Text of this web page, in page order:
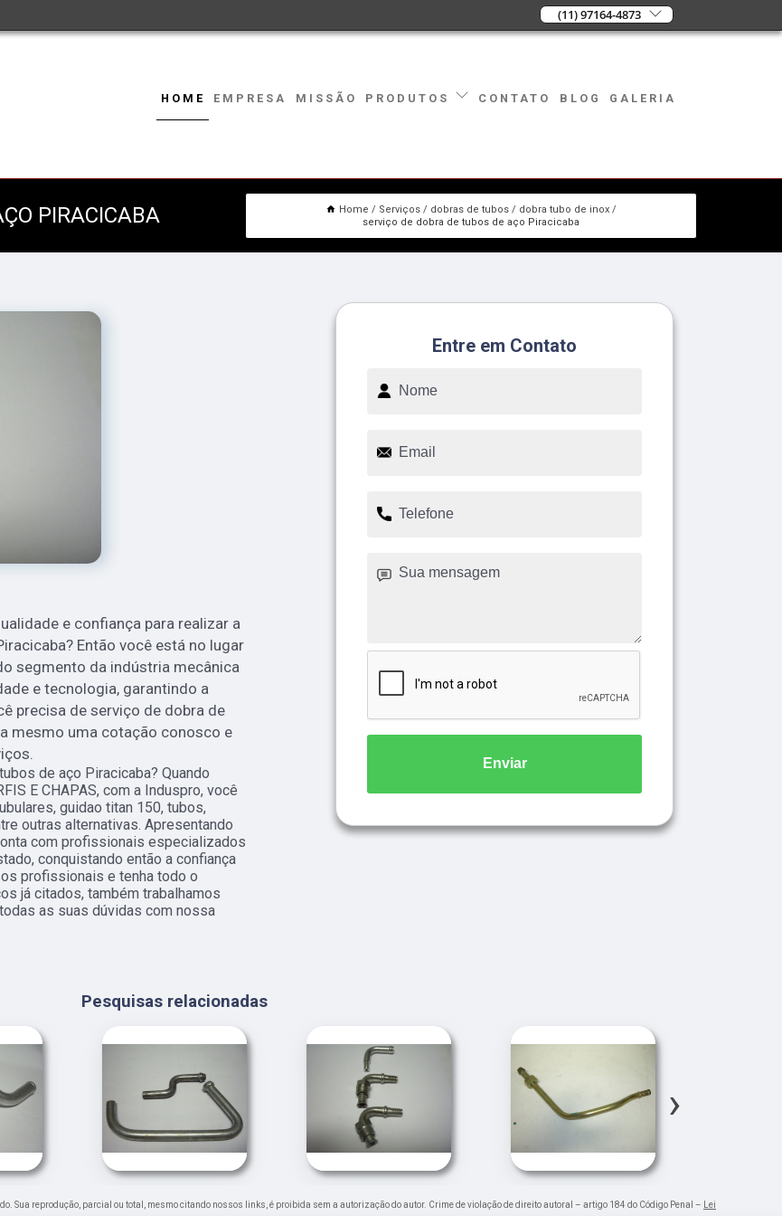
(11) 97164-4873
HOME EMPRESA MISSÃO PRODUTOS CONTATO BLOG GALERIA
PIRACICABA Home Serviços dobras de tubos
dobra tubo de inox
serviço de dobra de tubos de aço Piracicaba
e confiança para realizar a
Então você está no lugar
segmento da indústria mecânica
e tecnologia, garantindo a
precisa de serviço de dobra de
mesmo uma cotação conosco e
de aço Piracicaba? Quando
E CHAPAS, com a Induspro, você
guidao titan 150, tubos,
outras alternativas. Apresentando
com profissionais especializados
conquistando então a confiança
profissionais e tenha todo o
já citados, também trabalhamos
as suas dúvidas com nossa
Entre em Contato
Enviar
Pesquisas relacionadas
›
Sua reprodução, parcial ou total, mesmo citando nossos links, é proibida sem a autorização do autor. Crime de violação de direito autoral – artigo 184 do Código Penal – Lei